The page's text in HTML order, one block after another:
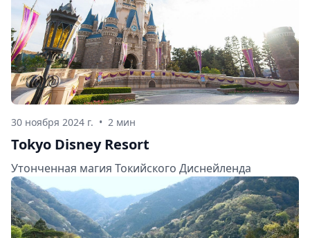
30 ноября 2024 г. • 2 мин
Tokyo Disney Resort
Утонченная магия Токийского Диснейленда